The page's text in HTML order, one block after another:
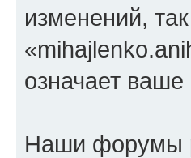
изменений,
означает
Наши форумы